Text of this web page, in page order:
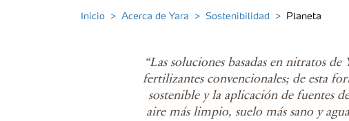
Inicio Acerca de Yara Sostenibilidad Planeta
“Las soluciones basadas en nitratos
fertilizantes convencionales; de esta
sostenible y la aplicación de fuentes
aire más limpio, suelo más sano y